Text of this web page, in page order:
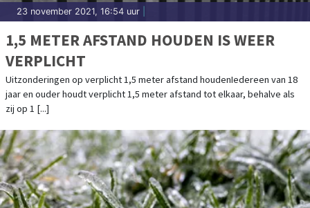
23 november 2021, 16:54 uur
1,5 METER AFSTAND HOUDEN IS WEER
VERPLICHT
Uitzonderingen op verplicht 1,5 meter afstand houdenIedereen van 18
jaar en ouder houdt verplicht 1,5 meter afstand tot elkaar, behalve als
zij op 1 [...]